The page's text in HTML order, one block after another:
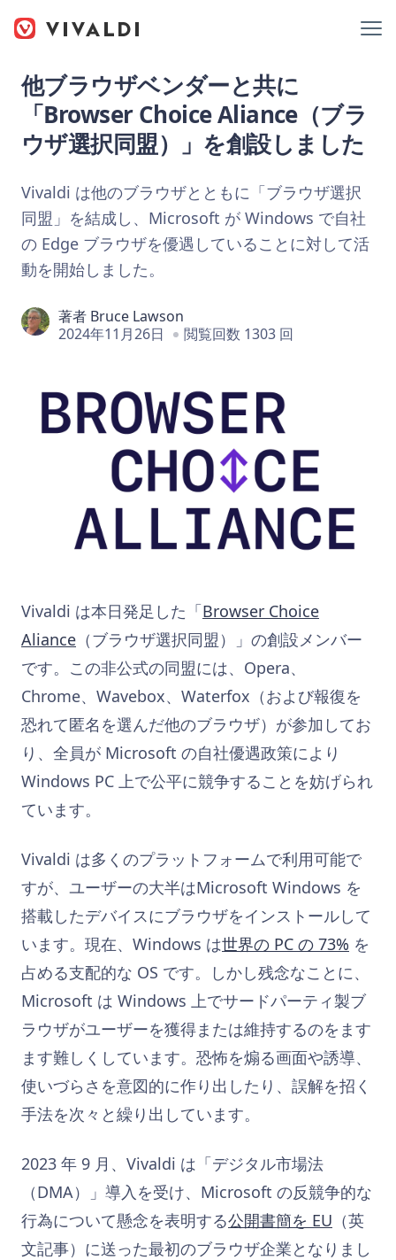
他ブラウザベンダーと共に
「Browser Choice Aliance（ブラ
ウザ選択同盟）」を創設しました
Vivaldi は他のブラウザとともに「ブラウザ選択
同盟」を結成し、Microsoft が Windows で自社
の Edge ブラウザを優遇していることに対して活
動を開始しました。
著者 Bruce Lawson
2024年11月26日
閲覧回数 1303 回
Vivaldi は本日発足した「Browser Choice
Aliance （ブラウザ選択同盟）」の創設メンバー
です。この非公式の同盟には、Opera、
Chrome、Wavebox、Waterfox（および報復を
恐れて匿名を選んだ他のブラウザ）が参加してお
り、全員が Microsoft の自社優遇政策により
Windows PC 上で公平に競争することを妨げられ
ています。
Vivaldi は多くのプラットフォームで利用可能で
すが、ユーザーの大半はMicrosoft Windows を
搭載したデバイスにブラウザをインストールして
います。現在、Windows は世界の PC の 73% を
占める支配的な OS です。しかし残念なことに、
Microsoft は Windows 上でサードパーティ製ブ
ラウザがユーザーを獲得または維持するのをます
ます難しくしています。恐怖を煽る画面や誘導、
使いづらさを意図的に作り出したり、誤解を招く
手法を次々と繰り出しています。
2023 年 9 月、Vivaldi は「デジタル市場法
（DMA）」導入を受け、Microsoft の反競争的な
行為について懸念を表明する公開書簡を EU （英
文記事）に送った最初のブラウザ企業となりまし